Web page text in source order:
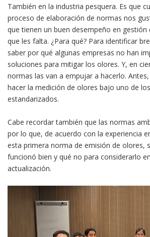
También en la industria pesquera. Es que
proceso de elaboración de normas nos
que tienen un buen desempeño en
que les falta. ¿Para qué? Para identificar
saber por qué algunas empresas no han
soluciones para mitigar los olores. Y, en
normas las van a empujar a hacerlo.
hacer la medición de olores bajo uno de
estandarizados.
Cabe recordar también que las normas
por lo que, de acuerdo con la experiencia
esta primera norma de emisión de olores,
funcionó bien y qué no para considerarlo
actualización.